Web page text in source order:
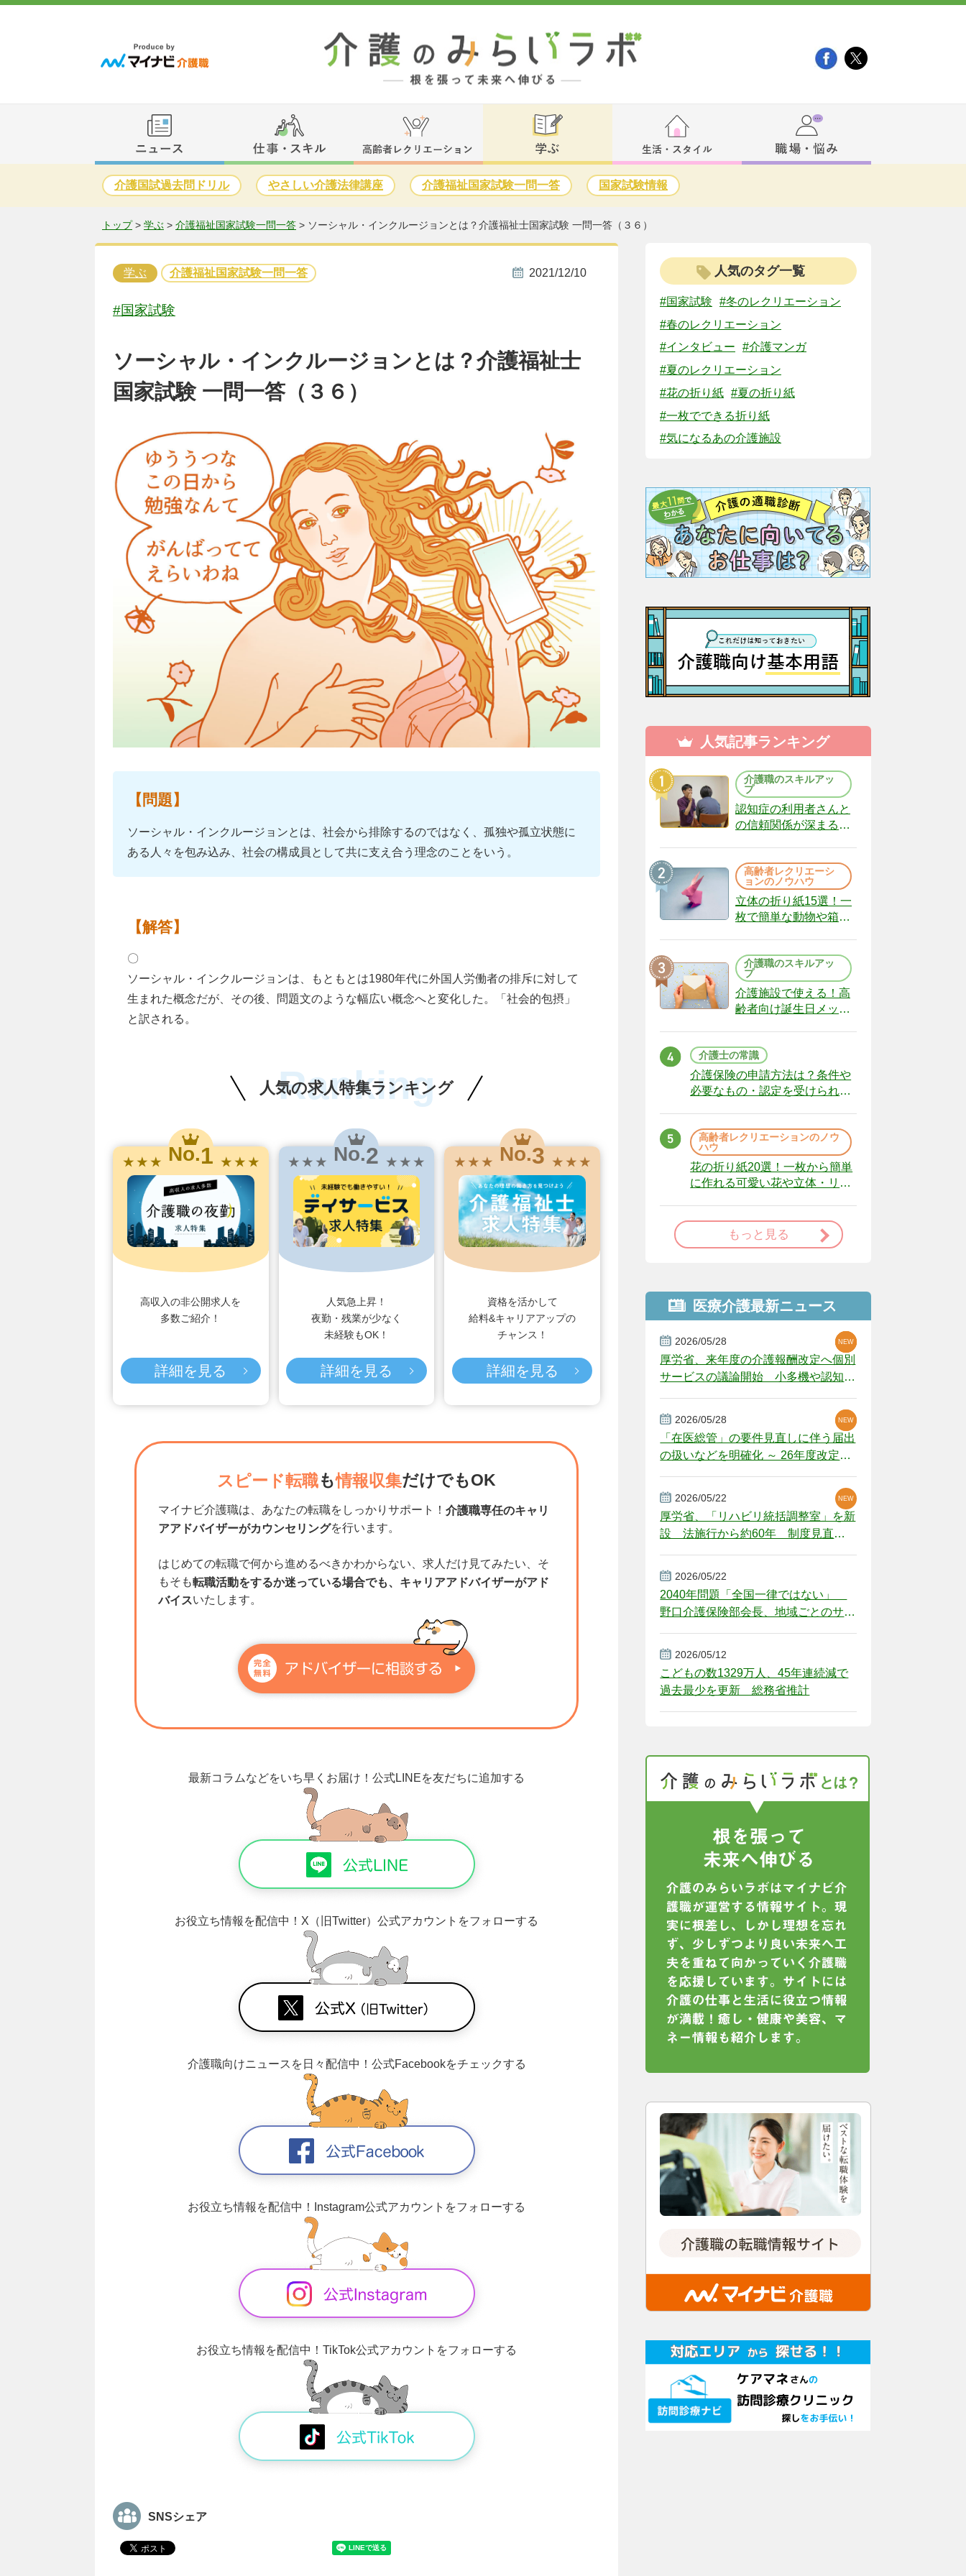
介護国試過去問ドリル やさしい介護法律講座 介護福祉国家試験一問一答 国家試験情報
トップ> 学ぶ > 介護福祉国家試験一問一答 > ソーシャル・インクルージョンとは？介護福祉士国家試験 一問一答（３６）
学ぶ 介護福祉国家試験一問一答 2021/12/10
#国家試験
ソーシャル・インクルージョンとは？介護福祉士
国家試験 一問一答（３６）
【問題】
ソーシャル・インクルージョンとは、社会から排除するのではなく、孤独や孤立状態に
ある人々を包み込み、社会の構成員として共に支え合う理念のことをいう。
【解答】
〇
ソーシャル・インクルージョンは、もともとは1980年代に外国人労働者の排斥に対して
生まれた概念だが、その後、問題文のような幅広い概念へと変化した。「社会的包摂」
と訳される。
人気の求人特集ランキング
Ranking
★ ★ ★ No.1 ★ ★ ★
高収入の非公開求人を
多数ご紹介！
詳細を見る
★ ★ ★ No.2 ★ ★ ★
人気急上昇！
夜勤・残業が少なく
未経験もOK！
詳細を見る
★ ★ ★ No.3 ★ ★ ★
資格を活かして
給料&キャリアアップの
チャンス！
詳細を見る
スピード転職も情報収集だけでもOK
マイナビ介護職は、あなたの転職をしっかりサポート！ 介護職専任のキャリ
アアドバイザーがカウンセリングを行います。
はじめての転職で何から進めるべきかわからない、求人だけ見てみたい、そ
もそも転職活動をするか迷っている場合でも、キャリアアドバイザーがアド
バイスいたします。
最新コラムなどをいち早くお届け！ 公式LINEを友だちに追加する
お役立ち情報を配信中！ X（旧Twitter）公式アカウントをフォローする
介護職向けニュースを日々配信中！ 公式Facebookをチェックする
お役立ち情報を配信中！ Instagram公式アカウントをフォローする
お役立ち情報を配信中！ TikTok公式アカウントをフォローする
SNSシェア
人気のタグ一覧
#国家試験
#冬のレクリエーション
#春のレクリエーション
#インタビュー
#介護マンガ
#夏のレクリエーション
#花の折り紙 #夏の折り紙
#一枚でできる折り紙
#気になるあの介護施設
人気記事ランキング
介護職のスキルアッ
プ
認知症の利用者さんと
の信頼関係が深まる声
（22）
高齢者レクリエーシ
ョンのノウハウ
立体の折り紙15選！一
枚で簡単な動物や箱、
介護職のスキルアッ
プ
介護施設で使える！高
齢者向け誕生日メッセ
介護士の常識
介護保険の申請方法は？条件や
必要なもの・認定を受けられな
高齢者レクリエーションのノウ
ハウ
花の折り紙20選！一枚から簡単
に作れる可愛い花や立体・リー
もっと見る
医療介護最新ニュース
2026/05/28
厚労省、来年度の介護報酬改定へ個別
サービスの議論開始 小多機や認知症
NEW
NEW
NEW
2026/05/28
「在医総管」の要件見直しに伴う届出
の扱いなどを明確化 ～ 26年度改定疑
NEW
NEW
2026/05/22
厚労省、「リハビリ統括調整室」を新
設 法施行から約60年 制度見直し
NEW
2026/05/22
2040年問題「全国一律ではない」
野口介護保険部会長、地域ごとのサー
2026/05/12
こどもの数1329万人、45年連続減で
過去最少を更新 総務省推計